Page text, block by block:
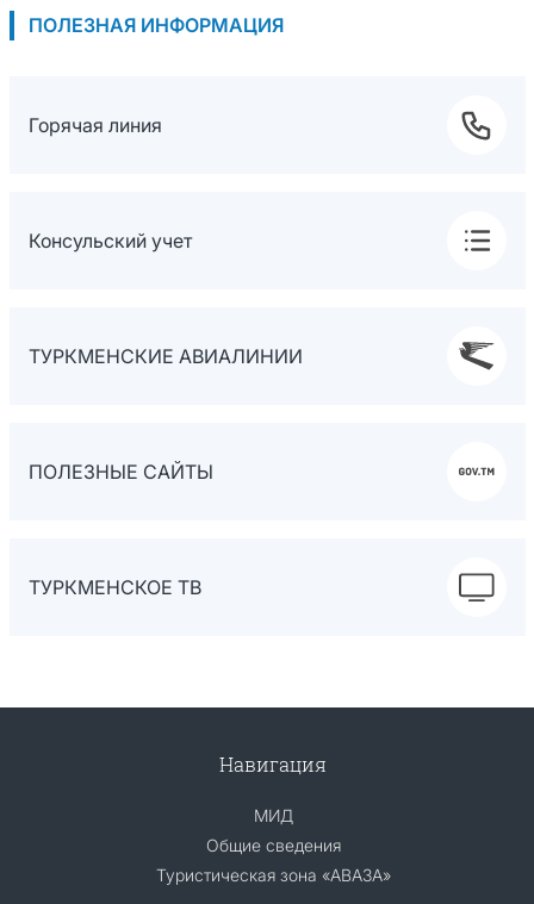
ПОЛЕЗНАЯ ИНФОРМАЦИЯ
Горячая линия
Консульский учет
ТУРКМЕНСКИЕ АВИАЛИНИИ
ПОЛЕЗНЫЕ САЙТЫ
ТУРКМЕНСКОЕ ТВ
Навигация
МИД
Общие сведения
Туристическая зона «АВАЗА»